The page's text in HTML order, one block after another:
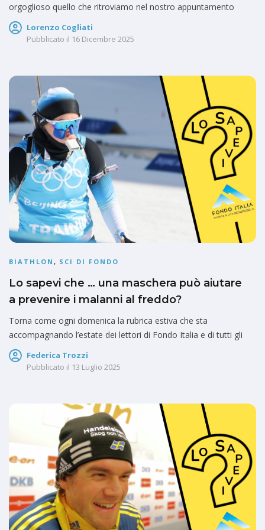
orgoglioso quello che ritroviamo nel nostro appuntamento
Lorenzo Cogliati
Pubblicato il 16 Dicembre 2025
BIATHLON , SCI DI FONDO
Lo sapevi che … una maschera può aiutare
a prevenire i malanni al freddo?
Torna come ogni domenica la rubrica estiva che sta
accompagnando l’estate dei lettori di Fondo Italia e di tutti gli
Federica Trozzi
Pubblicato il 13 Luglio 2025